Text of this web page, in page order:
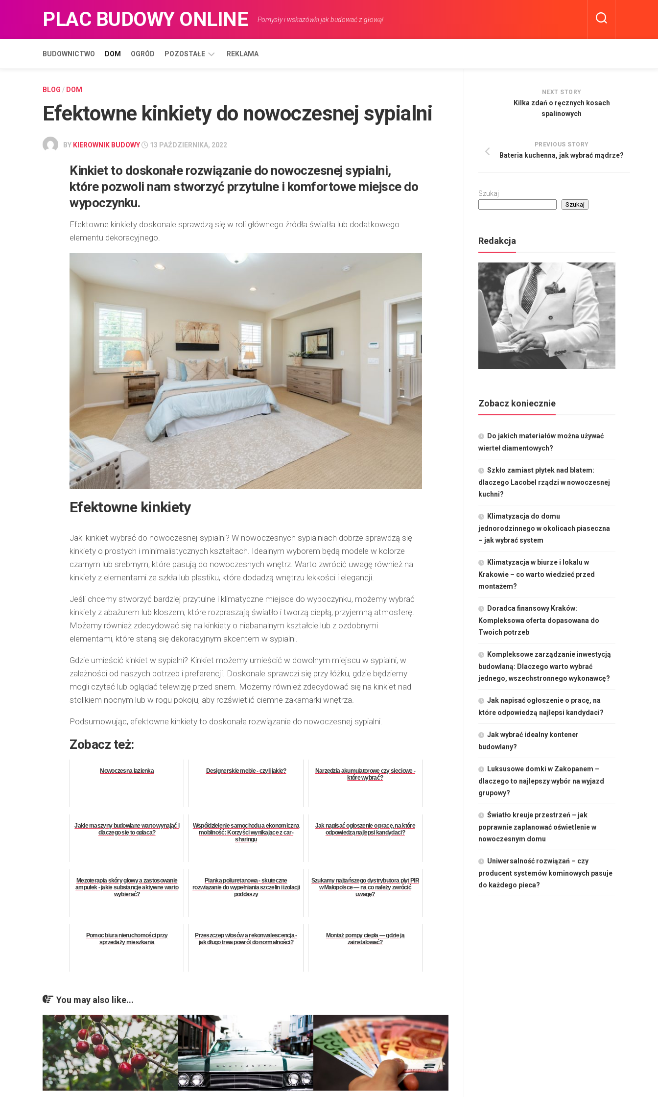
PLAC BUDOWY ONLINE Pomysły i wskazówki jak budować z głową!
BUDOWNICTWO DOM OGRÓD POZOSTAŁE
BLOG
REKLAMA
BLOG / DOM
Efektowne kinkiety do nowoczesnej sypialni
BY KIEROWNIK BUDOWY 13 PAŹDZIERNIKA, 2022
Kinkiet to doskonałe rozwiązanie do nowoczesnej sypialni,
które pozwoli nam stworzyć przytulne i komfortowe miejsce do
wypoczynku.
Efektowne kinkiety doskonale sprawdzą się w roli głównego źródła światła lub dodatkowego
elementu dekoracyjnego.
Efektowne kinkiety
Jaki kinkiet wybrać do nowoczesnej sypialni? W nowoczesnych sypialniach dobrze sprawdzą się
kinkiety o prostych i minimalistycznych kształtach. Idealnym wyborem będą modele w kolorze
czarnym lub srebrnym, które pasują do nowoczesnych wnętrz. Warto zwrócić uwagę również na
kinkiety z elementami ze szkła lub plastiku, które dodadzą wnętrzu lekkości i elegancji.
Jeśli chcemy stworzyć bardziej przytulne i klimatyczne miejsce do wypoczynku, możemy wybrać
kinkiety z abażurem lub kloszem, które rozpraszają światło i tworzą ciepłą, przyjemną atmosferę.
Możemy również zdecydować się na kinkiety o niebanalnym kształcie lub z ozdobnymi
elementami, które staną się dekoracyjnym akcentem w sypialni.
Gdzie umieścić kinkiet w sypialni? Kinkiet możemy umieścić w dowolnym miejscu w sypialni, w
zależności od naszych potrzeb i preferencji. Doskonale sprawdzi się przy łóżku, gdzie będziemy
mogli czytać lub oglądać telewizję przed snem. Możemy również zdecydować się na kinkiet nad
stolikiem nocnym lub w rogu pokoju, aby rozświetlić ciemne zakamarki wnętrza.
Podsumowując, efektowne kinkiety to doskonałe rozwiązanie do nowoczesnej sypialni.
Zobacz też:
Nowoczesna łazienka Designerskie meble - czyli jakie?
Narzędzia akumulatorowe czy sieciowe -
które wybrać?
Jakie maszyny budowlane warto wynająć i
dlaczego się to opłaca?
Współdzielenie samochodu a ekonomiczna
mobilność: Korzyści wynikające z car-
sharingu
Jak napisać ogłoszenie o pracę, na które
odpowiedzą najlepsi kandydaci?
Mezoterapia skóry głowy a zastosowanie
ampułek - jakie substancje aktywne warto
wybierać?
Pianka poliuretanowa - skuteczne
rozwiązanie do wypełniania szczelin i izolacji
poddaszy
Szukamy najtańszego dystrybutora płyt PIR
w Małopolsce — na co należy zwrócić
uwagę?
Pomoc biura nieruchomości przy
sprzedaży mieszkania
Przeszczep włosów a rekonwalescencja -
jak długo trwa powrót do normalności?
Montaż pompy ciepła — gdzie ją
zainstalować?
You may also like...
NEXT STORY
Kilka zdań o ręcznych kosach
spalinowych
PREVIOUS STORY
Bateria kuchenna, jak wybrać mądrze?
Szukaj
Szukaj
Redakcja
Zobacz koniecznie
Do jakich materiałów można używać
wierteł diamentowych?
Szkło zamiast płytek nad blatem:
dlaczego Lacobel rządzi w nowoczesnej
kuchni?
Klimatyzacja do domu
jednorodzinnego w okolicach piaseczna
– jak wybrać system
Klimatyzacja w biurze i lokalu w
Krakowie – co warto wiedzieć przed
montażem?
Doradca finansowy Kraków:
Kompleksowa oferta dopasowana do
Twoich potrzeb
Kompleksowe zarządzanie inwestycją
budowlaną: Dlaczego warto wybrać
jednego, wszechstronnego wykonawcę?
Jak napisać ogłoszenie o pracę, na
które odpowiedzą najlepsi kandydaci?
Jak wybrać idealny kontener
budowlany?
Luksusowe domki w Zakopanem –
dlaczego to najlepszy wybór na wyjazd
grupowy?
Światło kreuje przestrzeń – jak
poprawnie zaplanować oświetlenie w
nowoczesnym domu
Uniwersalność rozwiązań – czy
producent systemów kominowych pasuje
do każdego pieca?